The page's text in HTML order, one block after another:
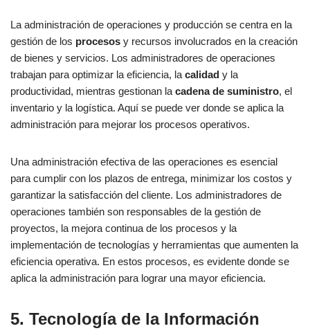
La administración de operaciones y producción se centra en la
gestión de los procesos y recursos involucrados en la creación
de bienes y servicios. Los administradores de operaciones
trabajan para optimizar la eficiencia, la calidad y la
productividad, mientras gestionan la cadena de suministro, el
inventario y la logística. Aquí se puede ver donde se aplica la
administración para mejorar los procesos operativos.
Una administración efectiva de las operaciones es esencial
para cumplir con los plazos de entrega, minimizar los costos y
garantizar la satisfacción del cliente. Los administradores de
operaciones también son responsables de la gestión de
proyectos, la mejora continua de los procesos y la
implementación de tecnologías y herramientas que aumenten la
eficiencia operativa. En estos procesos, es evidente donde se
aplica la administración para lograr una mayor eficiencia.
5. Tecnología de la Información